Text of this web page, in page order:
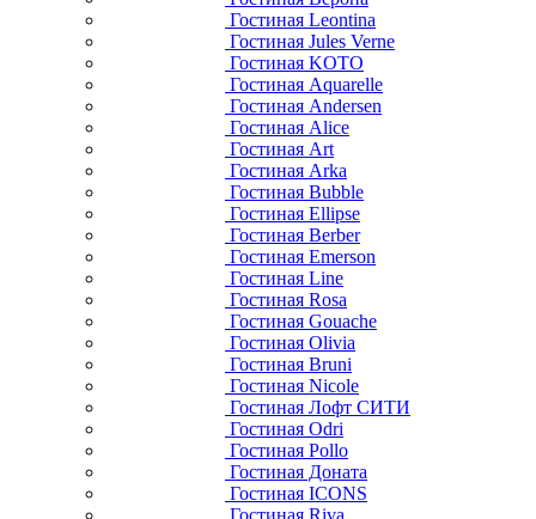
Гостиная Leontina
Гостиная Jules Verne
Гостиная KOTO
Гостиная Aquarelle
Гостиная Andersen
Гостиная Alice
Гостиная Art
Гостиная Arka
Гостиная Bubble
Гостиная Ellipse
Гостиная Berber
Гостиная Emerson
Гостиная Line
Гостиная Rosa
Гостиная Gouache
Гостиная Olivia
Гостиная Bruni
Гостиная Nicole
Гостиная Лофт СИТИ
Гостиная Odri
Гостиная Pollo
Гостиная Доната
Гостиная ICONS
Гостиная Riva